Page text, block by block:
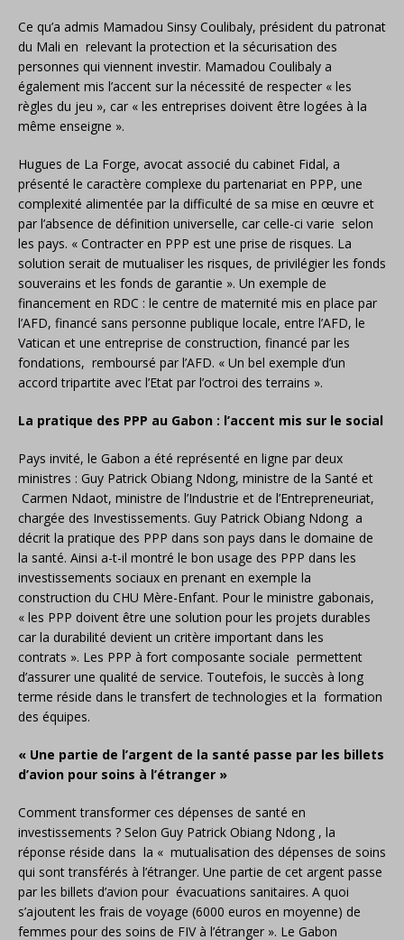
Ce qu’a admis Mamadou Sinsy Coulibaly, président du patronat
du Mali en relevant la protection et la sécurisation des
personnes qui viennent investir. Mamadou Coulibaly a
également mis l’accent sur la nécessité de respecter « les
règles du jeu », car « les entreprises doivent être logées à la
même enseigne ».
Hugues de La Forge, avocat associé du cabinet Fidal, a
présenté le caractère complexe du partenariat en PPP, une
complexité alimentée par la difficulté de sa mise en œuvre et
par l’absence de définition universelle, car celle-ci varie selon
les pays. « Contracter en PPP est une prise de risques. La
solution serait de mutualiser les risques, de privilégier les fonds
souverains et les fonds de garantie ». Un exemple de
financement en RDC : le centre de maternité mis en place par
l’AFD, financé sans personne publique locale, entre l’AFD, le
Vatican et une entreprise de construction, financé par les
fondations, remboursé par l’AFD. « Un bel exemple d’un
accord tripartite avec l’Etat par l’octroi des terrains ».
La pratique des PPP au Gabon : l’accent mis sur le social
Pays invité, le Gabon a été représenté en ligne par deux
ministres : Guy Patrick Obiang Ndong, ministre de la Santé et
Carmen Ndaot, ministre de l’Industrie et de l’Entrepreneuriat,
chargée des Investissements. Guy Patrick Obiang Ndong a
décrit la pratique des PPP dans son pays dans le domaine de
la santé. Ainsi a-t-il montré le bon usage des PPP dans les
investissements sociaux en prenant en exemple la
construction du CHU Mère-Enfant. Pour le ministre gabonais,
« les PPP doivent être une solution pour les projets durables
car la durabilité devient un critère important dans les
contrats ». Les PPP à fort composante sociale permettent
d’assurer une qualité de service. Toutefois, le succès à long
terme réside dans le transfert de technologies et la formation
des équipes.
« Une partie de l’argent de la santé passe par les billets
d’avion pour soins à l’étranger »
Comment transformer ces dépenses de santé en
investissements ? Selon Guy Patrick Obiang Ndong , la
réponse réside dans la « mutualisation des dépenses de soins
qui sont transférés à l’étranger. Une partie de cet argent passe
par les billets d’avion pour évacuations sanitaires. A quoi
s’ajoutent les frais de voyage (6000 euros en moyenne) de
femmes pour des soins de FIV à l’étranger ». Le Gabon